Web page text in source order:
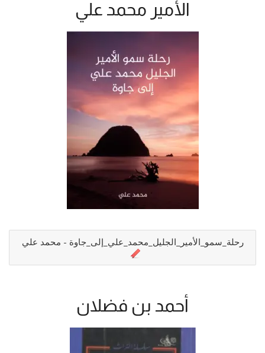
الأمير محمد علي
رحلة_سمو_الأمير_الجليل_محمد_علي_إلى_جاوة - محمد علي
أحمد بن فضلان